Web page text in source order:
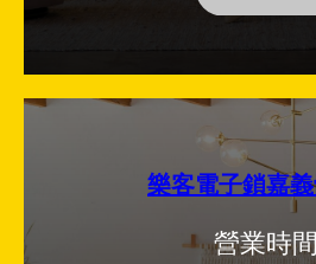
樂客電子鎖嘉
營業時